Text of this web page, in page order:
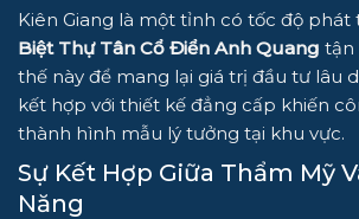
Kiên Giang là một tỉnh có tốc độ phát
Biệt Thự Tân Cổ Điển Anh Quang tận
thế này để mang lại giá trị đầu tư lâu
kết hợp với thiết kế đẳng cấp khiến
thành hình mẫu lý tưởng tại khu vực.
Sự Kết Hợp Giữa Thẩm Mỹ
Năng